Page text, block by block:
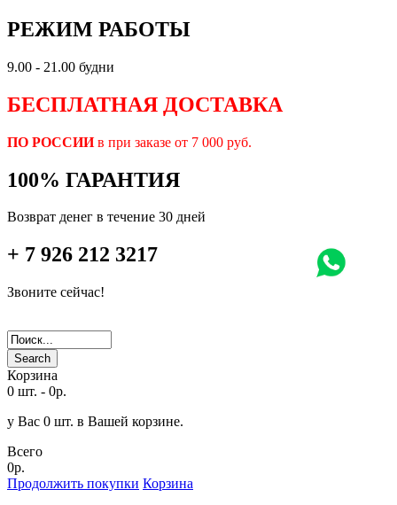
РЕЖИМ РАБОТЫ
9.00 - 21.00 будни
БЕСПЛАТНАЯ ДОСТАВКА
ПО РОССИИв при заказе от 7 000 руб.
100% ГАРАНТИЯ
Возврат денег в течение 30 дней
+ 7 926 212 3217
Звоните сейчас!
Search
Корзина
0 шт. - 0р.
у Вас 0 шт. в Вашей корзине.
Всего
0р.
Продолжить покупки Корзина